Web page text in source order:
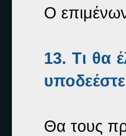
Ο
13. Τι θα
Θα τους